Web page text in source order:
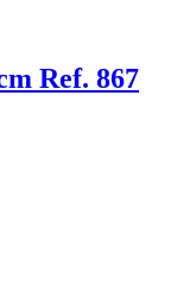
Ref. 867